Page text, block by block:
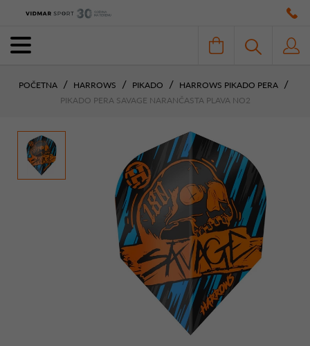
POČETNA HARROWS PIKADO
HARROWS PIKADO PERA
PIKADO PERA SAVAGE NARANČASTA PLAVA NO2